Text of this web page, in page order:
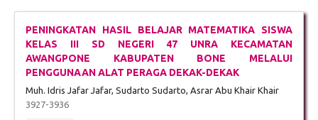
PENINGKATAN HASIL BELAJAR MATEMATIKA SISWA
KELAS III SD NEGERI 47 UNRA KECAMATAN
AWANGPONE KABUPATEN BONE MELALUI
PENGGUNAAN ALAT PERAGA DEKAK-DEKAK
Muh. Idris Jafar Jafar, Sudarto Sudarto, Asrar Abu Khair Khair
3927-3936